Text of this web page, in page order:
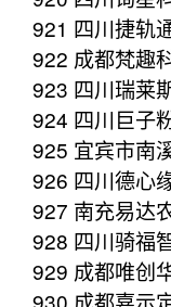
921 四川捷轨
922 成都梵趣
923 四川瑞莱
924 四川巨子
925 宜宾市南
926 四川德心
927 南充易达
928 四川骑福
929 成都唯创
930 成都嘉示